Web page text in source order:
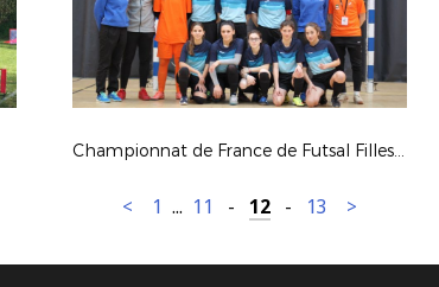
Championnat de France de Futsal Filles lycée Marguerite de Navarre Alençon Mars 2018
< 1 ... 11 - 12 - 13 >